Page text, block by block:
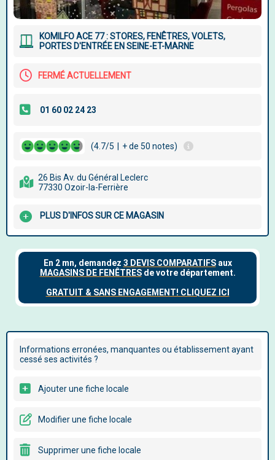
KOMILFO ACE 77 : STORES, FENÊTRES, VOLETS,
PORTES D'ENTRÉE EN SEINE-ET-MARNE
FERMÉ ACTUELLEMENT
(4.7/5 + de 50 notes)
26 Bis Av. du Général Leclerc
77330 Ozoir-la-Ferrière
PLUS D'INFOS SUR CE MAGASIN
Informations erronées, manquantes ou établissement ayant
cessé ses activités ?
Ajouter une fiche locale
Modifier une fiche locale
Supprimer une fiche locale